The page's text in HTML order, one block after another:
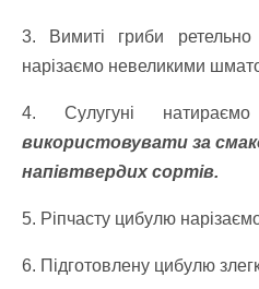
3. Вимиті гриби
нарізаємо невеликими
4. Сулугуні
використовувати за
напівтвердих сортів.
5. Ріпчасту цибулю
6. Підготовлену цибулю